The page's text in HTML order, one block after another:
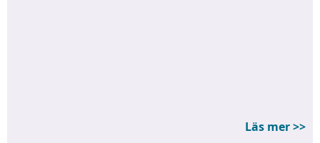
Läs mer >>